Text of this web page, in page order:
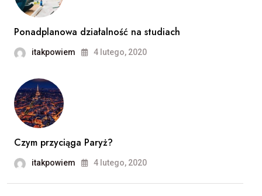
Ponadplanowa działalność na studiach
itakpowiem 4 lutego, 2020
Czym przyciąga Paryż?
itakpowiem 4 lutego, 2020